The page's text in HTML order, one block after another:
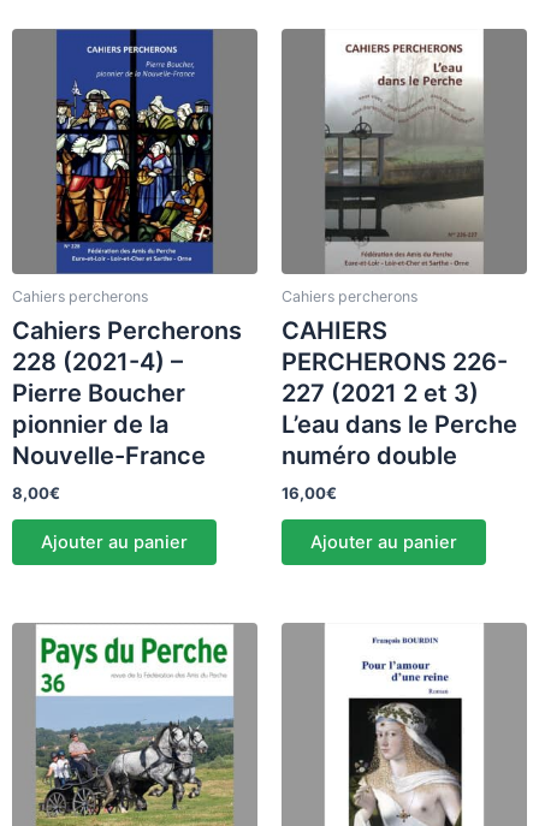
Cahiers percherons
Cahiers Percherons
228 (2021-4) –
Pierre Boucher
pionnier de la
Nouvelle-France
8,00€
Ajouter au panier
Cahiers percherons
CAHIERS
PERCHERONS 226-
227 (2021 2 et 3)
L’eau dans le Perche
numéro double
16,00€
Ajouter au panier